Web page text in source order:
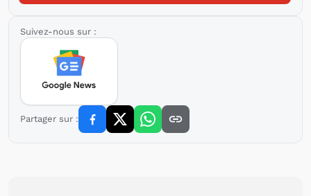
Suivez-nous sur :
Partager sur :